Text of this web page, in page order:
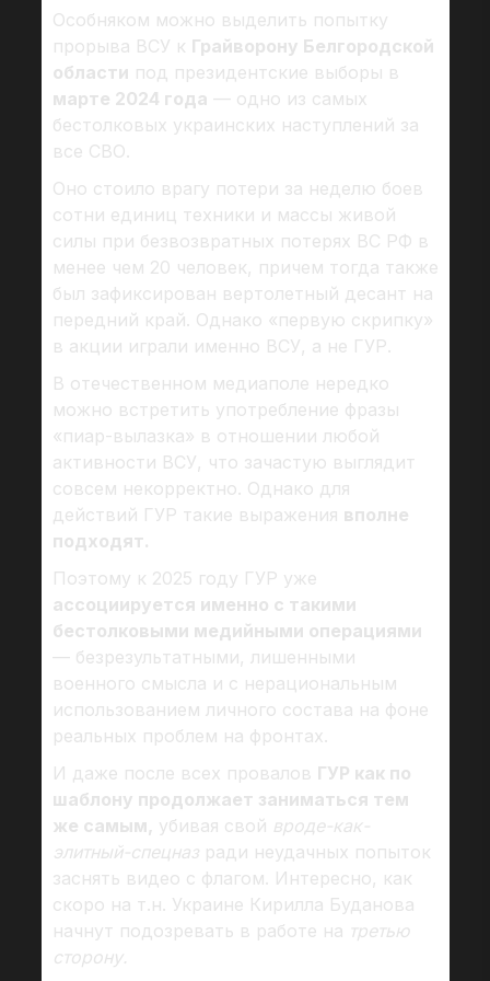
Особняком можно выделить попытку
прорыва ВСУ к Грайворону Белгородской
области под президентские выборы в
марте 2024 года — одно из самых
бестолковых украинских наступлений за
все СВО.
Оно стоило врагу потери за неделю боев
сотни единиц техники и массы живой
силы при безвозвратных потерях ВС РФ в
менее чем 20 человек, причем тогда также
был зафиксирован вертолетный десант на
передний край. Однако «первую скрипку»
в акции играли именно ВСУ, а не ГУР.
В отечественном медиаполе нередко
можно встретить употребление фразы
«пиар-вылазка» в отношении любой
активности ВСУ, что зачастую выглядит
совсем некорректно. Однако для
действий ГУР такие выражения вполне
подходят.
Поэтому к 2025 году ГУР уже
ассоциируется именно с такими
бестолковыми медийными операциями
— безрезультатными, лишенными
военного смысла и с нерациональным
использованием личного состава на фоне
реальных проблем на фронтах.
И даже после всех провалов ГУР как по
шаблону продолжает заниматься тем
же самым, убивая свой вроде-как-
элитный-спецназради неудачных попыток
заснять видео с флагом. Интересно, как
скоро на т.н. Украине Кирилла Буданова
начнут подозревать в работе на третью
сторону.